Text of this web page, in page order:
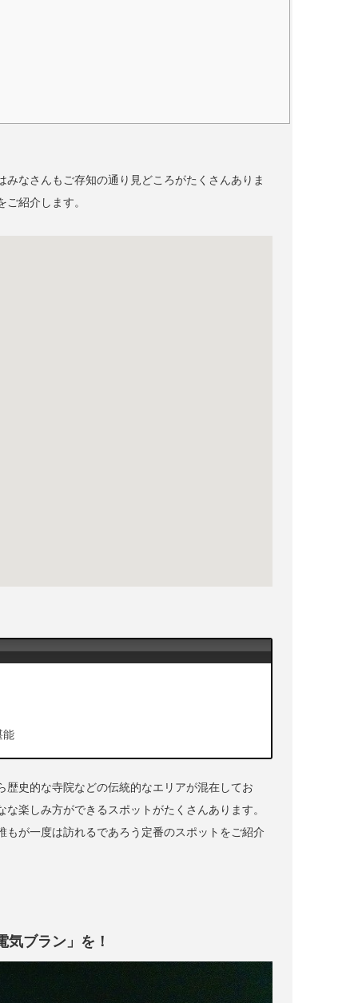
なさんもご存知の通り見どころがたくさんありま
紹介します。
能
史的な寺院などの伝統的なエリアが混在してお
楽しみ方ができるスポットがたくさんあります。
が一度は訪れるであろう定番のスポットをご紹介
ブラン」を！